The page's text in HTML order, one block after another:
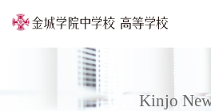
帰国子女編入・
Kinjo